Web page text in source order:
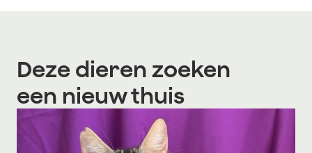
Deze dieren zoeken
een nieuw thuis